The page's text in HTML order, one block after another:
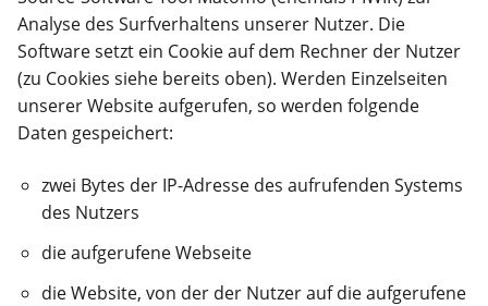
Analyse des Surfverhaltens unserer Nutzer. Die
Software setzt ein Cookie auf dem Rechner der Nutzer
(zu Cookies siehe bereits oben). Werden Einzelseiten
unserer Website aufgerufen, so werden folgende
Daten gespeichert:
zwei Bytes der IP-Adresse des aufrufenden Systems
des Nutzers
die aufgerufene Webseite
die Website, von der der Nutzer auf die aufgerufene